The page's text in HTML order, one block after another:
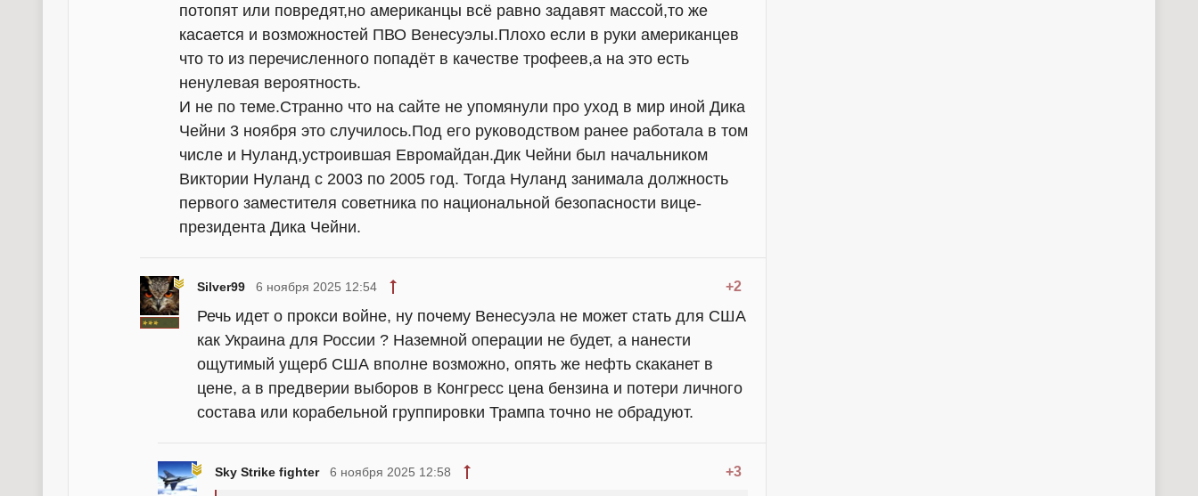
потопят или повредят,но американцы всё равно задавят массой,то же
касается и возможностей ПВО Венесуэлы.Плохо если в руки американцев
что то из перечисленного попадёт в качестве трофеев,а на это есть
ненулевая вероятность.
И не по теме.Странно что на сайте не упомянули про уход в мир иной Дика
Чейни 3 ноября это случилось.Под его руководством ранее работала в том
числе и Нуланд,устроившая Евромайдан.Дик Чейни был начальником
Виктории Нуланд с 2003 по 2005 год. Тогда Нуланд занимала должность
первого заместителя советника по национальной безопасности вице-
президента Дика Чейни.
Silver99 +2
6 ноября 2025 12:54
Речь идет о прокси войне, ну почему Венесуэла не может стать для США
как Украина для России ? Наземной операции не будет, а нанести
ощутимый ущерб США вполне возможно, опять же нефть скаканет в
цене, а в предверии выборов в Конгресс цена бензина и потери личного
состава или корабельной группировки Трампа точно не обрадуют.
Sky Strike fighter +3
6 ноября 2025 12:58